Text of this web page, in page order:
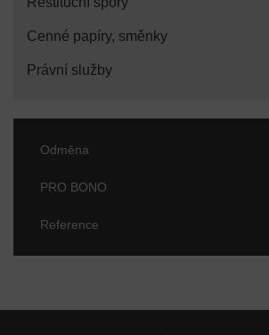
Cenné papíry, směnky
Právní služby
Odměna
PRO BONO
Reference